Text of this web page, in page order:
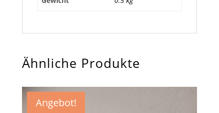
Ähnliche Produkte
Angebot!